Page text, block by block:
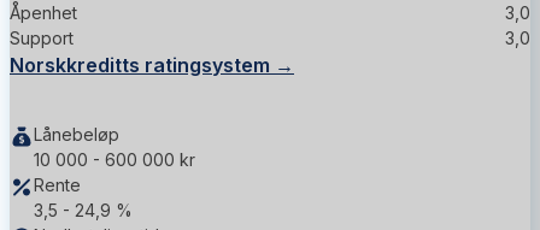
Åpenhet
3,0
Support
3,0
Norskkreditts ratingsystem →
Lånebeløp
10 000 - 600 000 kr
Rente
3,5 - 24,9 %